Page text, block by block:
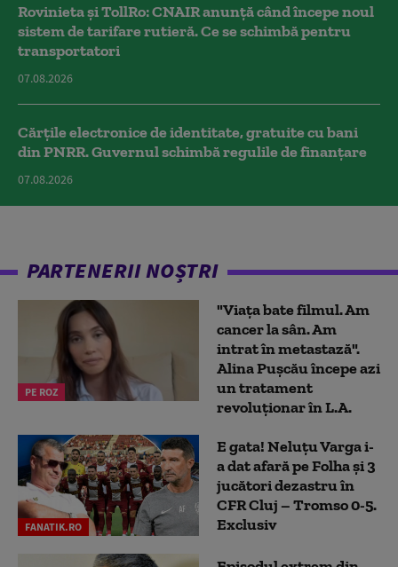
Rovinieta și TollRo: CNAIR anunță când începe noul
sistem de tarifare rutieră. Ce se schimbă pentru
transportatori
07.08.2026
Cărțile electronice de identitate, gratuite cu bani
din PNRR. Guvernul schimbă regulile de finanțare
07.08.2026
PARTENERII NOȘTRI
PE ROZ
"Viața bate filmul. Am
cancer la sân. Am
intrat în metastază".
Alina Pușcău începe azi
un tratament
revoluționar în L.A.
FANATIK.RO
E gata! Neluțu Varga i-
a dat afară pe Folha și 3
jucători dezastru în
CFR Cluj – Tromso 0-5.
Exclusiv